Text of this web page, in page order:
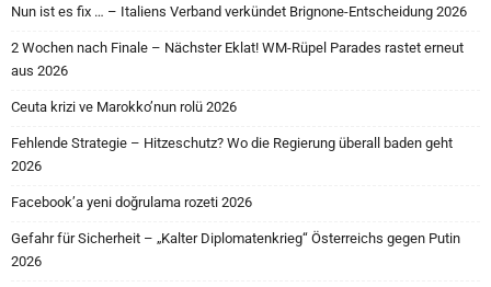
Nun ist es fix … – Italiens Verband verkündet Brignone-Entscheidung 2026
2 Wochen nach Finale – Nächster Eklat! WM-Rüpel Parades rastet erneut
aus 2026
Ceuta krizi ve Marokko’nun rolü 2026
Fehlende Strategie – Hitzeschutz? Wo die Regierung überall baden geht
2026
Facebook’a yeni doğrulama rozeti 2026
Gefahr für Sicherheit – „Kalter Diplomatenkrieg“ Österreichs gegen Putin
2026